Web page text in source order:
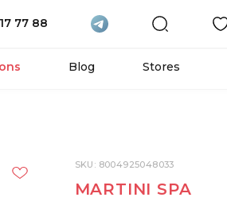
77 88
Blog Stores
SKU: 8004925048033
MARTINI SPA